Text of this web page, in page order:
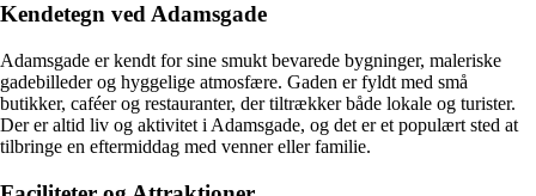
Kendetegn ved Adamsgade
Adamsgade er kendt for sine smukt bevarede bygninger, maleriske
gadebilleder og hyggelige atmosfære. Gaden er fyldt med små
butikker, caféer og restauranter, der tiltrækker både lokale og turister.
Der er altid liv og aktivitet i Adamsgade, og det er et populært sted at
tilbringe en eftermiddag med venner eller familie.